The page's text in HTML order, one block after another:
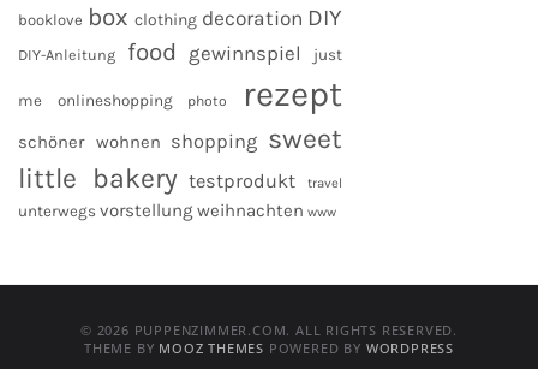
booklove box clothing decoration DIY
DIY-Anleitung food gewinnspiel just
me onlineshopping photo rezept
schöner wohnen shopping sweet
little bakery testprodukt travel
unterwegs vorstellung weihnachten www
© 2026 PUPPENZIMMER.COM. ALL RIGHTS RESERVED.
THEME BY MOOZ THEMES POWERED BY WORDPRESS